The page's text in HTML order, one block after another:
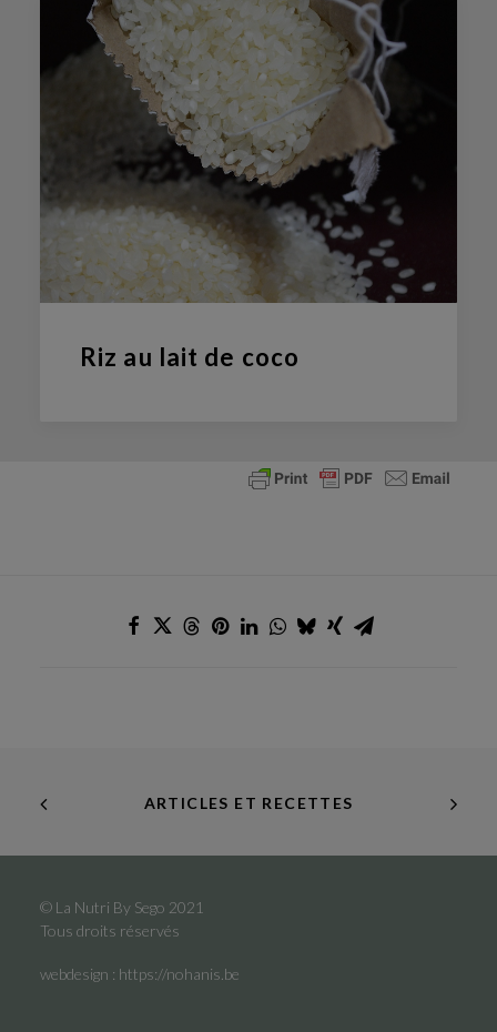
Riz au lait de coco
ARTICLES ET RECETTES
© La Nutri By Sego 2021
Tous droits réservés
webdesign : https://nohanis.be